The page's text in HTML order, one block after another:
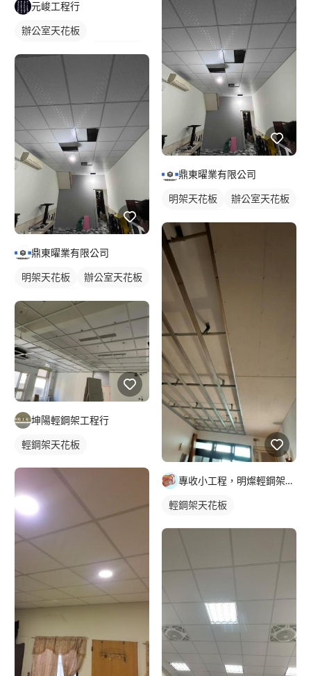
元峻工程行
辦公室天花板
鼎東曜業有限公司
明架天花板
辦公室天花板
坤陽輕鋼架工程行
輕鋼架天花板
鼎東曜業有限公司
明架天花板
辦公室天花板
專收小工程，明燦輕鋼架， 隔間，天花板，維修，開孔，專作小坪
輕鋼架天花板